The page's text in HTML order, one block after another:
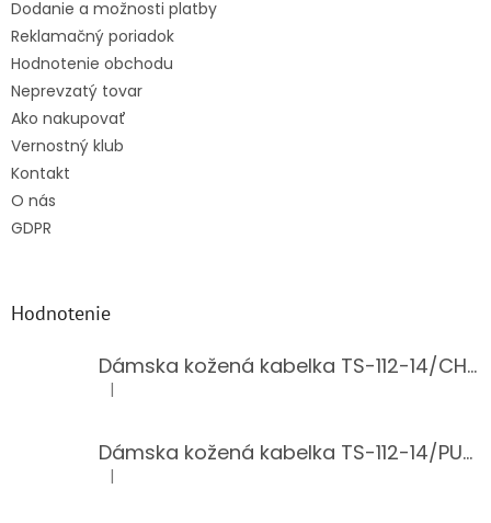
Dodanie a možnosti platby
Reklamačný poriadok
Hodnotenie obchodu
Neprevzatý tovar
Ako nakupovať
Vernostný klub
Kontakt
O nás
GDPR
Hodnotenie
Dámska kožená kabelka TS-112-14/CHOCO
Hodnotenie produktu je 5 z 5 hviezdičiek.
|
Dámska kožená kabelka TS-112-14/PUDER
Hodnotenie produktu je 5 z 5 hviezdičiek.
|